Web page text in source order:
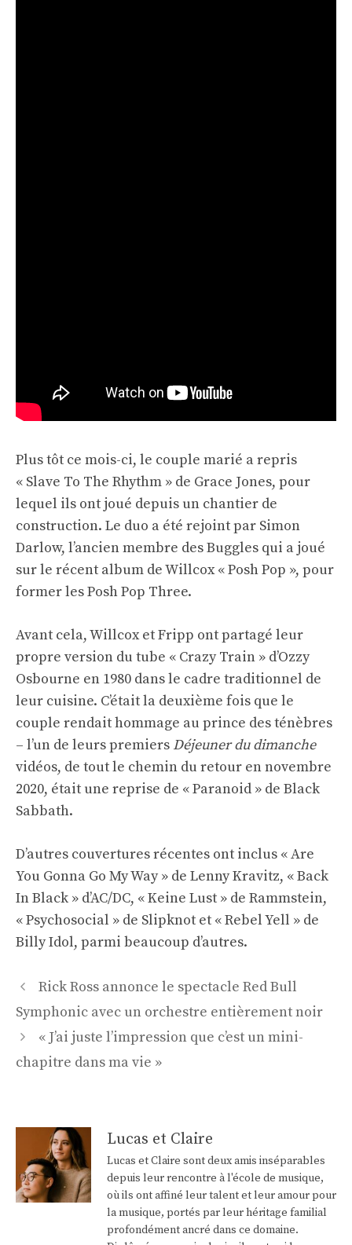
Plus tôt ce mois-ci, le couple marié a repris
« Slave To The Rhythm » de Grace Jones, pour
lequel ils ont joué depuis un chantier de
construction. Le duo a été rejoint par Simon
Darlow, l’ancien membre des Buggles qui a joué
sur le récent album de Willcox « Posh Pop », pour
former les Posh Pop Three.
Avant cela, Willcox et Fripp ont partagé leur
propre version du tube « Crazy Train » d’Ozzy
Osbourne en 1980 dans le cadre traditionnel de
leur cuisine. C’était la deuxième fois que le
couple rendait hommage au prince des ténèbres
– l’un de leurs premiers Déjeuner du dimanche
vidéos, de tout le chemin du retour en novembre
2020, était une reprise de « Paranoid » de Black
Sabbath.
D’autres couvertures récentes ont inclus « Are
You Gonna Go My Way » de Lenny Kravitz, « Back
In Black » d’AC/DC, « Keine Lust » de Rammstein,
« Psychosocial » de Slipknot et « Rebel Yell » de
Billy Idol, parmi beaucoup d’autres.
Navigation
des
articles
Rick Ross annonce le spectacle Red Bull
Symphonic avec un orchestre entièrement noir
« J’ai juste l’impression que c’est un mini-
chapitre dans ma vie »
Lucas et Claire
Lucas et Claire sont deux amis inséparables
depuis leur rencontre à l'école de musique,
où ils ont affiné leur talent et leur amour pour
la musique, portés par leur héritage familial
profondément ancré dans ce domaine.